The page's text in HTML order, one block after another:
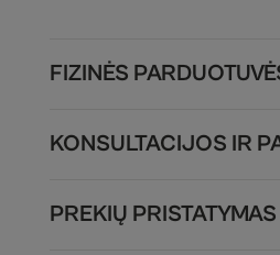
FIZINĖS
KONSULTACIJOS IR
PREKIŲ PRISTATYMAS